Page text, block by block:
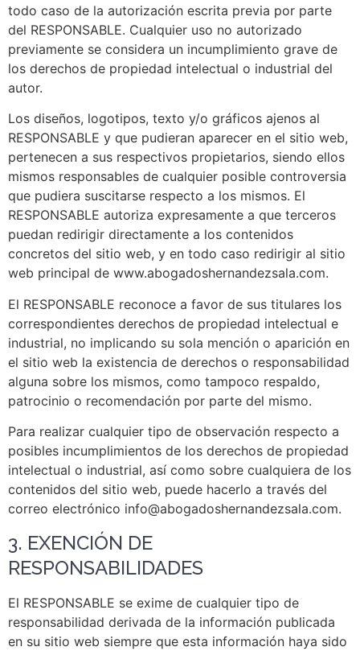
todo caso de la autorización escrita previa por parte
del RESPONSABLE. Cualquier uso no autorizado
previamente se considera un incumplimiento grave de
los derechos de propiedad intelectual o industrial del
autor.
Los diseños, logotipos, texto y/o gráficos ajenos al
RESPONSABLE y que pudieran aparecer en el sitio web,
pertenecen a sus respectivos propietarios, siendo ellos
mismos responsables de cualquier posible controversia
que pudiera suscitarse respecto a los mismos. El
RESPONSABLE autoriza expresamente a que terceros
puedan redirigir directamente a los contenidos
concretos del sitio web, y en todo caso redirigir al sitio
web principal de www.abogadoshernandezsala.com.
El RESPONSABLE reconoce a favor de sus titulares los
correspondientes derechos de propiedad intelectual e
industrial, no implicando su sola mención o aparición en
el sitio web la existencia de derechos o responsabilidad
alguna sobre los mismos, como tampoco respaldo,
patrocinio o recomendación por parte del mismo.
Para realizar cualquier tipo de observación respecto a
posibles incumplimientos de los derechos de propiedad
intelectual o industrial, así como sobre cualquiera de los
contenidos del sitio web, puede hacerlo a través del
correo electrónico info@abogadoshernandezsala.com.
3. EXENCIÓN DE
RESPONSABILIDADES
El RESPONSABLE se exime de cualquier tipo de
responsabilidad derivada de la información publicada
en su sitio web siempre que esta información haya sido